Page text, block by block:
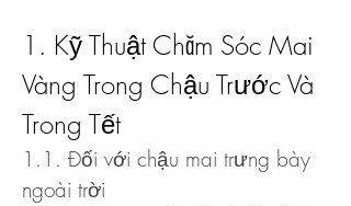
1. Kỹ Thuật Chăm Sóc Mai
Vàng Trong Chậu Trước Và
Trong Tết
1.1. Đối với chậu mai trưng bày
ngoài trời